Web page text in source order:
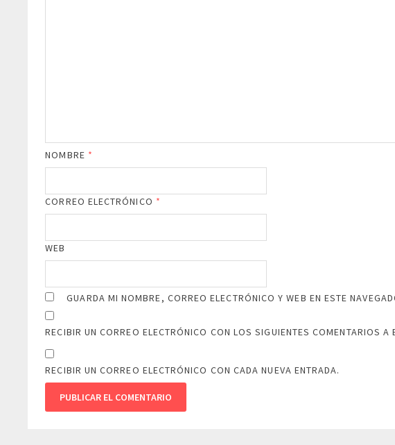
NOMBRE *
CORREO ELECTRÓNICO *
WEB
GUARDA MI NOMBRE, CORREO ELECTRÓNICO Y WEB EN ESTE
RECIBIR UN CORREO ELECTRÓNICO CON LOS SIGUIENTES COMENTARIOS A
RECIBIR UN CORREO ELECTRÓNICO CON CADA NUEVA ENTRADA.